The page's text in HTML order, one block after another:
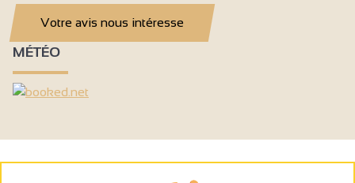
Votre avis nous intéresse
MÉTÉO